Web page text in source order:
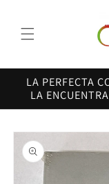
al contenido
LA PERFECTA
LA
directamente
a la
información
del producto